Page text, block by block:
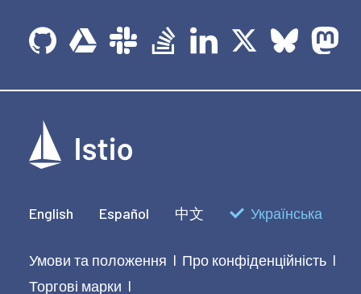
English Español 中文 Українська
Умови та положення | Про конфіденційність |
Торгові марки |